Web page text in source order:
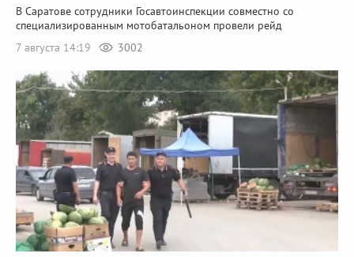
В Саратове сотрудники Госавтоинспекции совместно со
специализированным мотобатальоном провели рейд
7 августа 14:19
3002